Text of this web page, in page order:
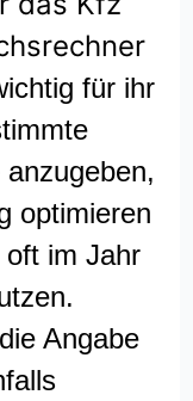
für ihr
optimieren
im Jahr
Angabe